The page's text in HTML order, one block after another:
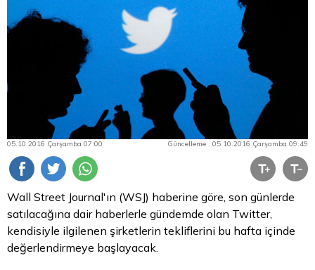
05.10.2016 Çarşamba 07:00 Güncelleme : 05.10.2016 Çarşamba 09:49
Wall Street Journal'ın (WSJ) haberine göre, son günlerde
satılacağına dair haberlerle gündemde olan Twitter,
kendisiyle ilgilenen şirketlerin tekliflerini bu hafta içinde
değerlendirmeye başlayacak.